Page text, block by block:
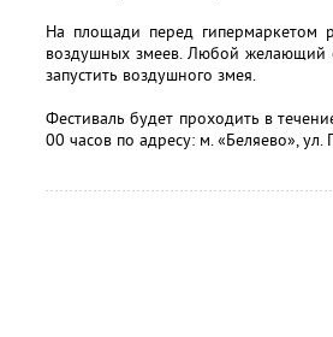
На площади перед гипермаркетом
воздушных змеев. Любой желающий
запустить воздушного змея.
Фестиваль будет проходить в
00 часов по адресу: м. «Беляево»,